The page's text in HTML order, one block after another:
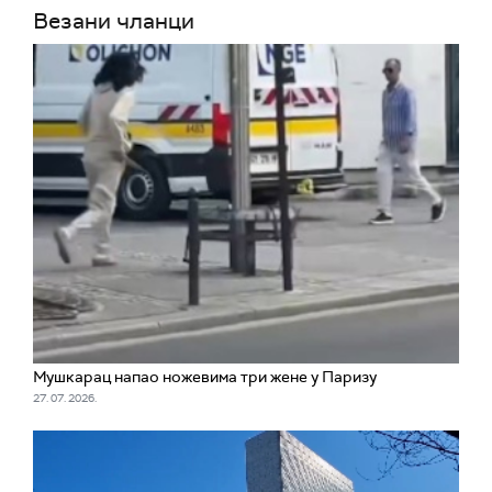
Везани чланци
Мушкарац напао ножевима три жене у Паризу
27. 07. 2026.